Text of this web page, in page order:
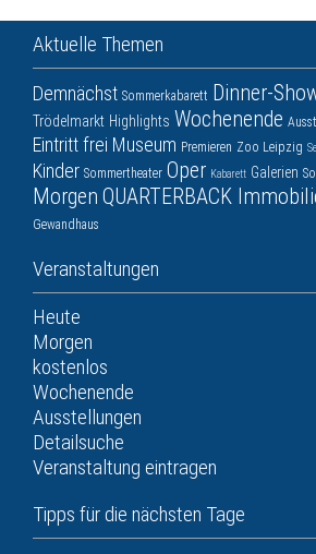
Aktuelle Themen
Demnächst Sommerkabarett Dinner-
Trödelmarkt Highlights Wochenende
Eintritt frei Museum Premieren Zoo Leipzig
Kinder Sommertheater Oper Kabarett Galerien
Morgen QUARTERBACK
Gewandhaus
Veranstaltungen
Heute
Morgen
kostenlos
Wochenende
Ausstellungen
Detailsuche
Veranstaltung eintragen
Tipps für die nächsten Tage